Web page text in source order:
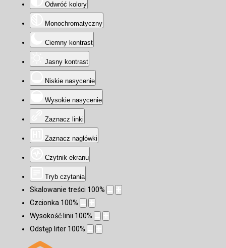
Odwróć kolory
Monochromatyczny
Ciemny kontrast
Jasny kontrast
Niskie nasycenie
Wysokie nasycenie
Zaznacz linki
Zaznacz nagłówki
Czytnik ekranu
Tryb czytania
Skalowanie treści 100%
Czcionka 100%
Wysokość linii 100%
Odstęp liter 100%